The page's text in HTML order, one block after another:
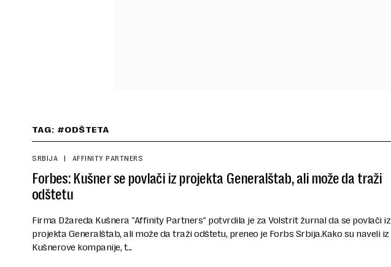
TAG: #ODŠTETA
SRBIJA AFFINITY PARTNERS
Forbes: Kušner se povlači iz projekta Generalštab, ali može da traži
odštetu
Firma Džareda Kušnera "Affinity Partners" potvrdila je za Volstrit žurnal da se povlači iz
projekta Generalštab, ali može da traži odštetu, preneo je Forbs Srbija.Kako su naveli iz
Kušnerove kompanije, t...